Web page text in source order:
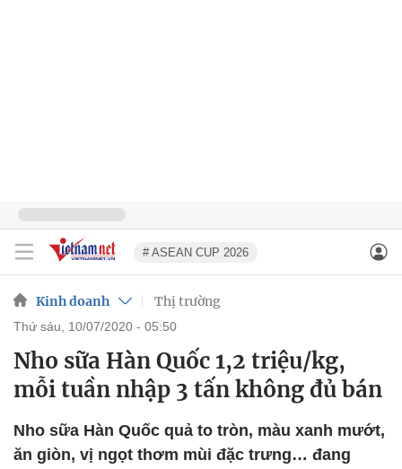
# ASEAN CUP 2026
Kinh doanh Thị trường
thứ sáu, 10/07/2020 - 05:50
Nho sữa Hàn Quốc 1,2 triệu/kg,
mỗi tuần nhập 3 tấn không đủ bán
Nho sữa Hàn Quốc quả to tròn, màu xanh mướt,
ăn giòn, vị ngọt thơm mùi đặc trưng… đang